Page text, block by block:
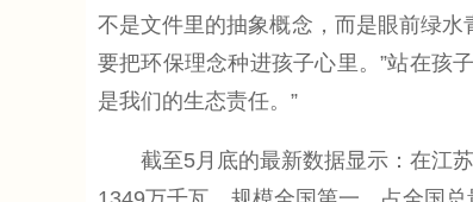
不是文件里的抽象概念，而是眼前绿
要把环保理念种进孩子心里。”站在孩
是我们的生态责任。”
截至5月底的最新数据显示：在江苏